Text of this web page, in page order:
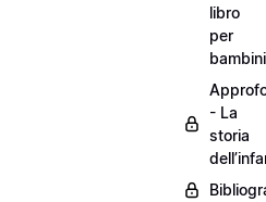
libro
per
bambini
- La
storia